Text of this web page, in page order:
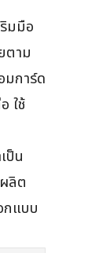
มมือ
ตาม
มการ์ด
ใช้
ป็น
ลิต
แบบ